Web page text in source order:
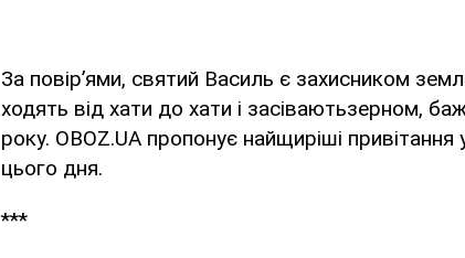
За повір’ями, святий Василь є захисником
ходять від хати до хати і засіваютьзерном,
року. OBOZ.UA пропонує найщиріші привітання
цього дня.
***